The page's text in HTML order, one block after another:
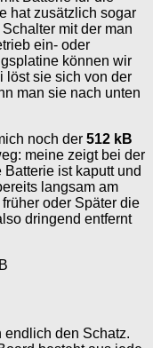
hat zusätzlich sogar
mit der man
ein- oder
können wir
löst sie sich von der
man sie nach unten
noch der 512 kB
meine zeigt bei der
ist kaputt und
langsam am
oder Später die
dringend entfernt
endlich den Schatz.